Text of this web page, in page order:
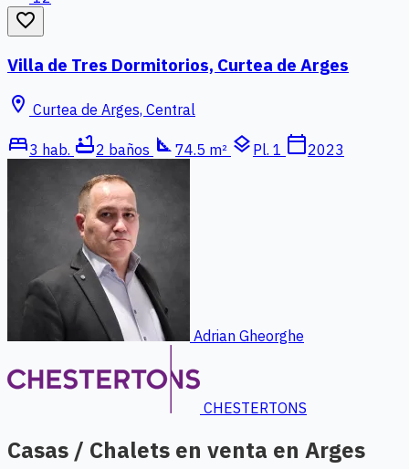
favorite_border
Villa de Tres Dormitorios, Curtea de Arges
location_on Curtea de Arges, Central
bed3 hab. bathtub2 baños square_foot 74.5 m² layers Pl. 1 calendar_today2023
Adrian Gheorghe
CHESTERTONS
Casas / Chalets en venta en Arges